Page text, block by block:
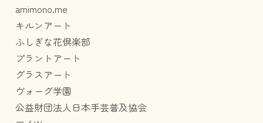
amimono.me
キルンアート
ふしぎな花倶楽部
プラントアート
グラスアート
ヴォーグ学園
公益財団法人日本手芸普及協会